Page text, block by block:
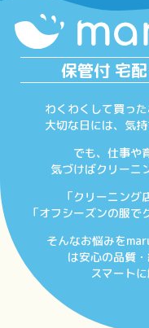
保管付 宅
わくわくして買っ
大切な日には、気
でも、仕事や
気づけばクリーニ
「クリーニング
「オフシーズンの服で
そんなお悩みを
は安心の品質
スマートに